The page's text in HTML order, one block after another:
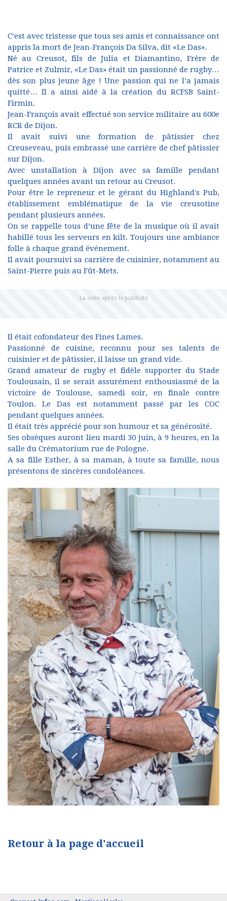
C’est avec tristesse que tous ses amis et connaissance ont
appris la mort de Jean-François Da Silva, dit «Le Das».
Né au Creusot, fils de Julia et Diamantino, Frère de
Patrice et Zulmir, «Le Das» était un passionné de rugby…
dès son plus jeune âge ! Une passion qui ne l’a jamais
quitté… Il a ainsi aidé à la création du RCFSB Saint-
Firmin.
Jean-François avait effectué son service militaire au 600e
RCR de Dijon.
Il avait suivi une formation de pâtissier chez
Creuseveau, puis embrassé une carrière de chef pâtissier
sur Dijon.
Avec unstallation à Dijon avec sa famille pendant
quelques années avant un retour au Creusot.
Pour être le repreneur et le gérant du Highland's Pub,
établissement emblématique de la vie creusotine
pendant plusieurs années.
On se rappelle tous d’une fête de la musique où il avait
habillé tous les serveurs en kilt. Toujours une ambiance
folle à chaque grand événement.
Il avait poursuivi sa carrière de cuisinier, notamment au
Saint-Pierre puis au Fût-Mets.
Il était cofondateur des Fines Lames.
Passionné de cuisine, reconnu pour ses talents de
cuisinier et de pâtissier, il laisse un grand vide.
Grand amateur de rugby et fidèle supporter du Stade
Toulousain, il se serait assurément enthousiasmé de la
victoire de Toulouse, samedi soir, en finale contre
Toulon. Le Das est notamment passé par les COC
pendant quelques années.
Il était très apprécié pour son humour et sa générosité.
Ses obsèques auront lieu mardi 30 juin, à 9 heures, en la
salle du Crématorium rue de Pologne.
A sa fille Esther, à sa maman, à toute sa famille, nous
présentons de sincères condoléances.
Retour à la page d'accueil